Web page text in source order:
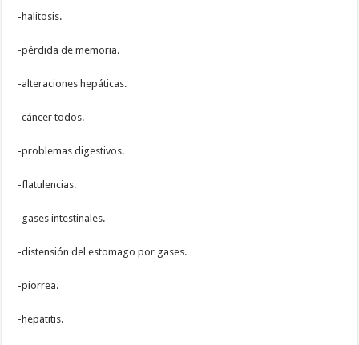
-halitosis.
-pérdida de memoria.
-alteraciones hepáticas.
-cáncer todos.
-problemas digestivos.
-flatulencias.
-gases intestinales.
-distensión del estomago por gases.
-piorrea.
-hepatitis.